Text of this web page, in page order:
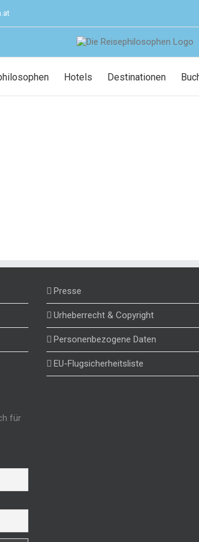
Hotels Destinationen
für
Presse
Urheberrecht & Copyright
Personenbezogene Daten
EU-Flugsicherheitsliste